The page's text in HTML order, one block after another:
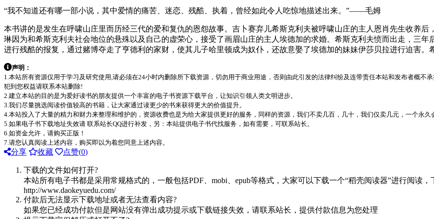
“我不知道还有哪一部小说，其中爱情的痛苦、迷恋、残酷、执着，曾经如此令人吃惊地描述出来。”——毛姆
本书讲的是发生在呼啸山庄里而历经三代的爱和复仇的恩怨故事。吉卜赛弃儿希斯克利夫被呼啸山庄的主人恩肖先生收养
琳因为和希斯克利夫社会地位的悬殊以及自己的虚荣心，接受了画眉山庄的主人埃德加的求婚。希斯克利夫愤而出走，三
进行残酷的报复，通过赌博夺走了亨德利的家财，使其儿子哈里顿成为奴仆，还故意娶了埃德加的妹妹伊莎贝拉进行迫害。
声明：
1.本站所有资源仅用于学习及研究使用,请必须在24小时内删除所下载资源，切勿用于商业用途，否则由此引发的法律纠纷及连带责任本站和发布者概不
犯到您权益请联系本站删除!
2.建立本站的目的是为爱好读书的朋友提供一个丰富的电子书资源下载平台，让知识引领人类文明进步。
3.我们尽量挑选阅读价值较高的书籍，让大家通过读更少的书来获得更大的价值提升。
4.本站投入了大量的精力和财力来整理和维护的，资源收费也是为给大家提供更好的服务，同样的资源，我们不卖几百，几十，我们仅卖几元，一个永久
5.如果电子书下载地址失效请 联系站长QQ进行补发，另：本站提供电子书代找服务，如有需要，可联系站长。
6.如资金允许，请购买正版！
7.请您认真阅读上述内容，购买即以为着您同意上述内容。
分享 收藏 点赞(0)
下载的文件如何打开?
本站所有电子书都是采用常规格式的，一般包括PDF、mobi、epub等格式，大家可以下载一个“稻壳阅读器”进行阅读
http://www.daokeyuedu.com/
付款后无法显示下载地址或者无法查看内容?
如果您已经成功付款但是网站没有弹出成功提示或下载链接失效，请联系站长，提供付款信息为您处理